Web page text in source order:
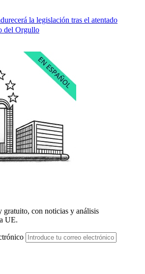
la legislación tras el atentado
del Orgullo
con noticias y análisis
UE.